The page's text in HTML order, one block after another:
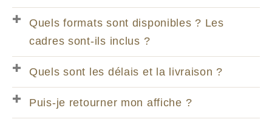
Quels formats sont disponibles ? Les
cadres sont-ils inclus ?
Quels sont les délais et la livraison ?
Puis-je retourner mon affiche ?